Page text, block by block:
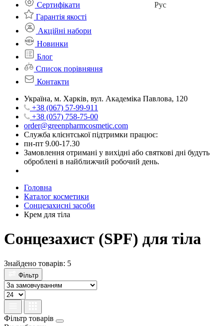
Рус
Cертифікати
Гарантія якості
Акційні набори
Новинки
Блог
Список порівняння
Контакти
Україна, м. Харків, вул. Академіка Павлова, 120
+38 (067) 57-99-911
+38 (057) 758-75-00
order@greenpharmcosmetic.com
Служба клієнтської підтримки працює:
пн-пт 9.00-17.30
Замовлення отримані у вихідні або святкові дні будуть
оброблені в найближчий робочий день.
Головна
Каталог косметики
Сонцезахисні засоби
Крем для тіла
Сонцезахист (SPF) для тіла
Знайдено товарів: 5
Фільтр
Фільтр товарів